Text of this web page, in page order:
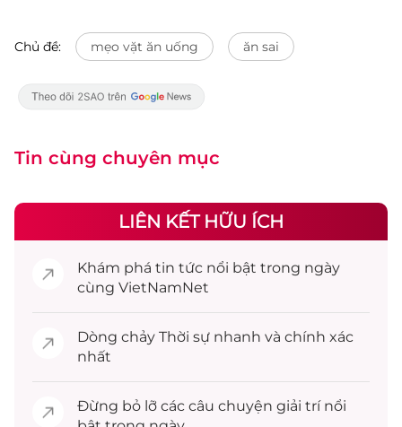
Chủ đề: mẹo vặt ăn uống ăn sai
Tin cùng chuyên mục
LIÊN KẾT HỮU ÍCH
Khám phá tin tức nổi bật trong ngày
cùng VietNamNet
Dòng chảy Thời sự nhanh và chính xác
nhất
Đừng bỏ lỡ các câu chuyện giải trínổi